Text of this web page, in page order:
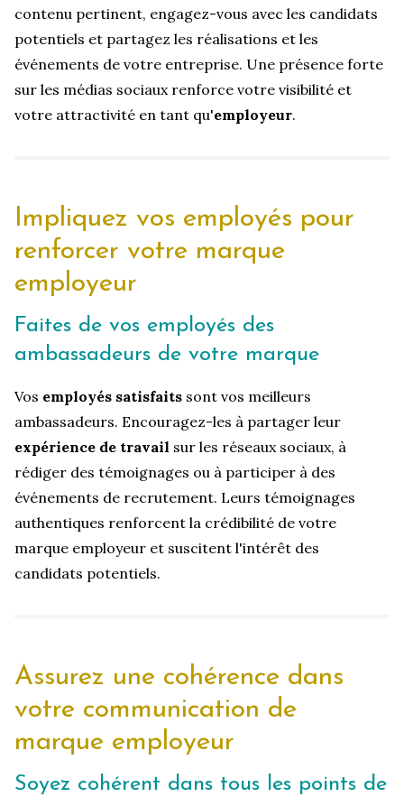
contenu pertinent, engagez-vous avec les candidats
potentiels et partagez les réalisations et les
événements de votre entreprise. Une présence forte
sur les médias sociaux renforce votre visibilité et
votre attractivité en tant qu'employeur.
Impliquez vos employés pour
renforcer votre marque
employeur
Faites de vos employés des
ambassadeurs de votre marque
Vos employés satisfaits sont vos meilleurs
ambassadeurs. Encouragez-les à partager leur
expérience de travail sur les réseaux sociaux, à
rédiger des témoignages ou à participer à des
événements de recrutement. Leurs témoignages
authentiques renforcent la crédibilité de votre
marque employeur et suscitent l'intérêt des
candidats potentiels.
Assurez une cohérence dans
votre communication de
marque employeur
Soyez cohérent dans tous les points de